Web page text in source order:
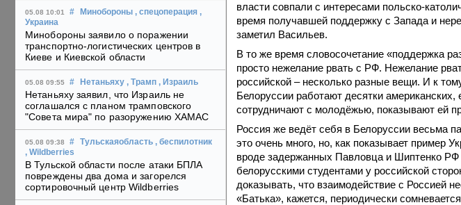
05.08 10:01 # Минобороны , спецоперация ,
Украина
Минобороны заявило о поражении
транспортно-логистических центров в
Киеве и Киевской области
05.08 09:55 # Нетаньяху , Трамп , Израиль
Нетаньяху заявил, что Израиль не
соглашался с планом трамповского
"Совета мира" по разоружению ХАМАС
05.08 09:38 # Тульскаяобласть , беспилотник
, Wildberries
В Тульской области после атаки БПЛА
повреждены два дома и загорелся
сортировочный центр Wildberries
власти совпали с интересами польско-
время получавшей поддержку с Запада и
заметил Васильев.
В то же время словосочетание «поддержка
просто нежелание рвать с РФ. Нежелание
российской – несколько разные вещи. И к
Белоруссии работают десятки
сотрудничают с молодёжью, показывают ей
Россия же ведёт себя в Белоруссии весьма
это очень много, но, как показывает пример
вроде задержанных Павловца и Шиптенко
белорусскими студентами у российской
доказывать, что взаимодействие с Россией
«Батька», кажется, периодически